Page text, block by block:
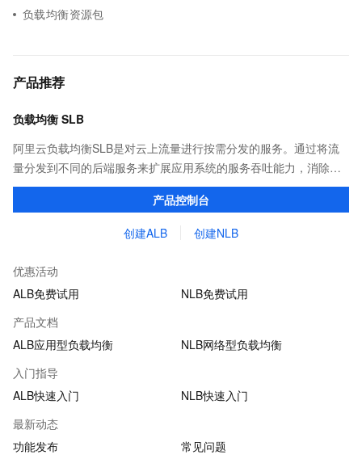
负载均衡资源包
产品推荐
负载均衡 SLB
阿里云负载均衡SLB是对云上流量进行按需分发的服务。通过将流
量分发到不同的后端服务来扩展应用系统的服务吞吐能力，消除单
点故障并提升应用系统的可用性。 阿里云新一代SLB产品簇包含应
用型负载均衡ALB和网络型负载均衡NLB。
产品控制台
创建ALB 创建NLB
优惠活动
ALB免费试用
NLB免费试用
产品文档
ALB应用型负载均衡
NLB网络型负载均衡
入门指导
ALB快速入门
NLB快速入门
最新动态
功能发布
常见问题